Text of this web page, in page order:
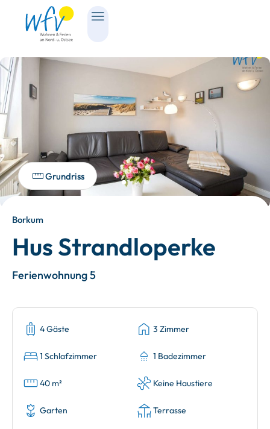
Grundriss
Borkum
Hus Strandloperke
Ferienwohnung 5
4 Gäste 3 Zimmer
1 Schlafzimmer 1 Badezimmer
40 m² Keine Haustiere
Garten Terrasse